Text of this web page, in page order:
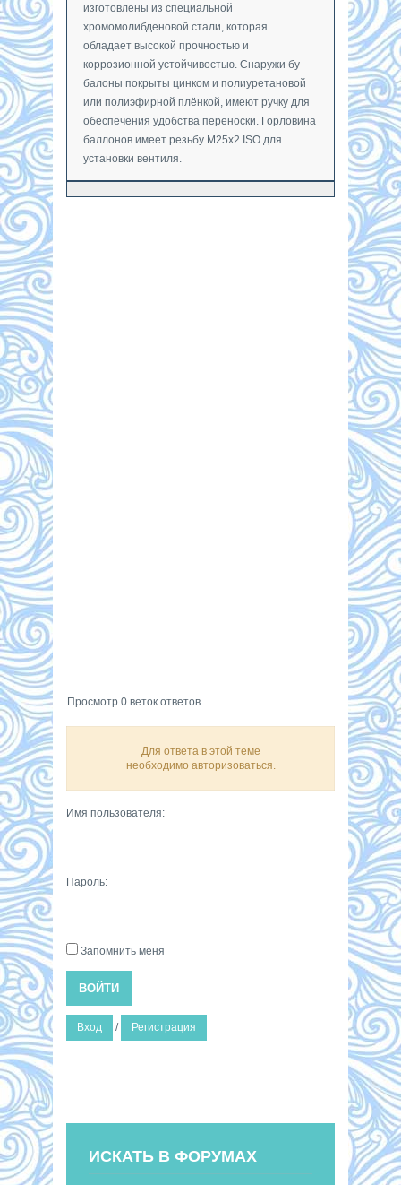
изготовлены из специальной
хромомолибденовой стали, которая
обладает высокой прочностью и
коррозионной устойчивостью. Снаружи бу
балоны покрыты цинком и полиуретановой
или полиэфирной плёнкой, имеют ручку для
обеспечения удобства переноски. Горловина
баллонов имеет резьбу М25х2 ISO для
установки вентиля.
Просмотр 0 веток ответов
Для ответа в этой теме
необходимо авторизоваться.
Имя пользователя:
Пароль:
Запомнить меня
ВОЙТИ
Вход / Регистрация
ИСКАТЬ В ФОРУМАХ